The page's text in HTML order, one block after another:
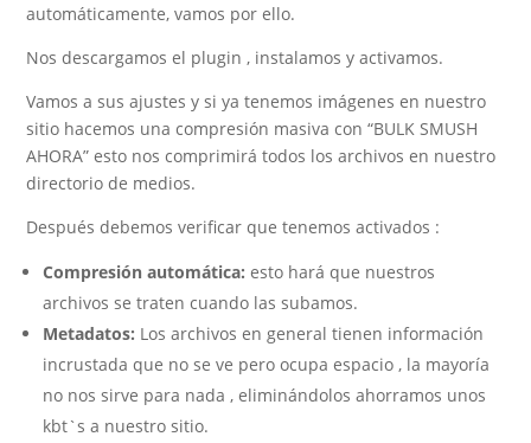
automáticamente, vamos por ello.
Nos descargamos el plugin , instalamos y activamos.
Vamos a sus ajustes y si ya tenemos imágenes en nuestro
sitio hacemos una compresión masiva con “BULK SMUSH
AHORA” esto nos comprimirá todos los archivos en nuestro
directorio de medios.
Después debemos verificar que tenemos activados :
Compresión automática: esto hará que nuestros
archivos se traten cuando las subamos.
Metadatos: Los archivos en general tienen información
incrustada que no se ve pero ocupa espacio , la mayoría
no nos sirve para nada , eliminándolos ahorramos unos
kbt`s a nuestro sitio.